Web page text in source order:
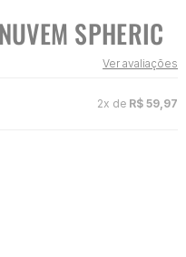
SPHERIC
Ver avaliações
2x de R$ 59 97